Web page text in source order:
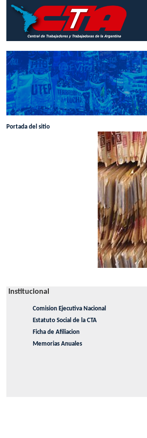
Portada del sitio
Institucional
Comision Ejecutiva Nacional
Estatuto Social de la CTA
Ficha de Afiliacion
Memorias Anuales